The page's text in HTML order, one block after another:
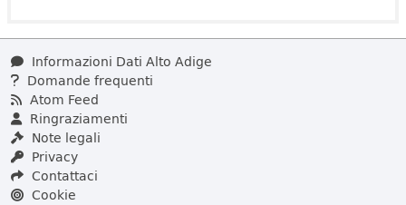
Informazioni Dati Alto Adige
Domande frequenti
Atom Feed
Ringraziamenti
Note legali
Privacy
Contattaci
Cookie